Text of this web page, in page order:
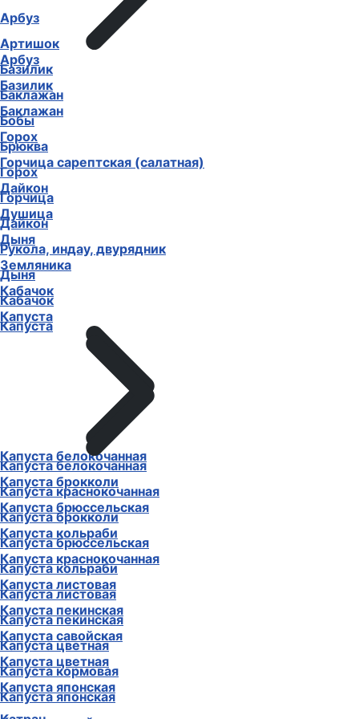
Арбуз
Базилик
Баклажан
Горох
Горчица сарептская (салатная)
Дайкон
Душица
Дыня
Земляника
Кабачок
Капуста
Капуста белокочанная
Капуста брокколи
Капуста брюссельская
Капуста кольраби
Капуста краснокочанная
Капуста листовая
Капуста пекинская
Капуста савойская
Капуста цветная
Капуста японская
Арбуз
Артишок
Базилик
Баклажан
Бобы
Брюква
Горох
Горчица
Дайкон
Рукола, индау, двурядник
Дыня
Кабачок
Капуста
Капуста белокочанная
Капуста краснокочанная
Капуста брокколи
Капуста брюссельская
Капуста кольраби
Капуста листовая
Капуста пекинская
Капуста цветная
Капуста кормовая
Капуста японская